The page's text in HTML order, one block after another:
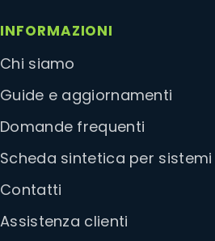
INFORMAZIONI
Chi siamo
Guide e aggiornamenti
Domande frequenti
Scheda sintetica per sistemi
Contatti
Assistenza clienti